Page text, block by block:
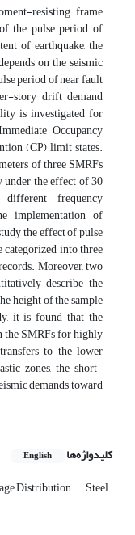
resisting frame
the pulse period of
of earthquake, the
on the seismic
period of near fault
story drift demand
is investigated for
Occupancy
(CP) limit states.
of three SMRFs
the effect of 30
frequency
implementation of
the effect of pulse
into three
Moreover, two
describe the
height of the sample
it is found that the
the SMRFs for highly
to the lower
zones, the short-
demands toward
کلیدواژه‌ها English
Distribution Steel